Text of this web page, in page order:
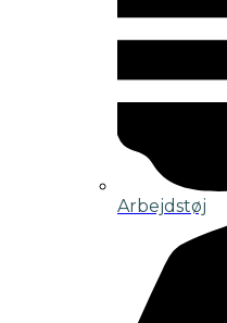
Arbejdstøj